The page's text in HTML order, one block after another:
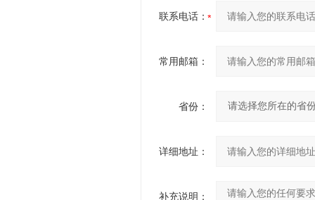
联系电话：
常用邮箱：
省份：
详细地址：
补充说明：